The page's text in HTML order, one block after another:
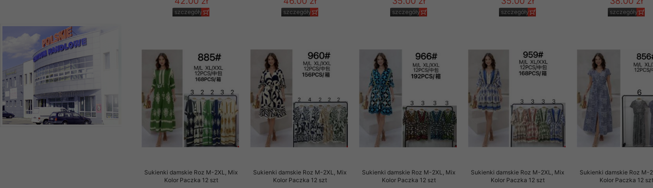
szczegóły szczegóły szczegóły szczegóły szczegóły
Sukienki damskie Roz M-2XL, Mix
Kolor Paczka 12 szt
Sukienki damskie Roz M-2XL, Mix
Kolor Paczka 12 szt
Sukienki damskie Roz M-2XL, Mix
Kolor Paczka 12 szt
Sukienki damskie Roz M-2XL, Mix
Kolor Paczka 12 szt
Sukienki damskie Roz M-
Kolor Paczka 12 szt